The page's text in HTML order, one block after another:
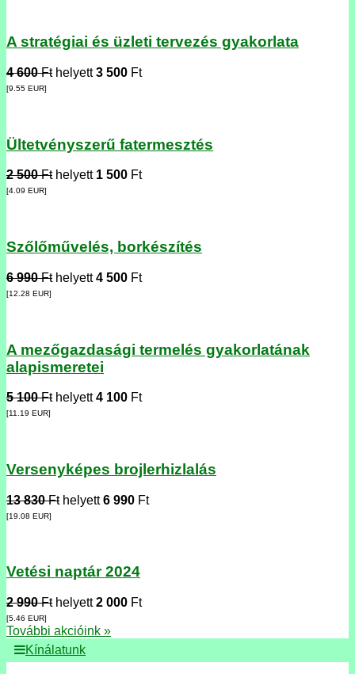
A stratégiai és üzleti tervezés gyakorlata
4 600 Fthelyett3 500 Ft
[9.55 EUR]
Ültetvényszerű fatermesztés
2 500 Fthelyett 1 500 Ft
[4.09 EUR]
Szőlőművelés, borkészítés
6 990 Fthelyett4 500 Ft
[12.28 EUR]
A mezőgazdasági termelés gyakorlatának
alapismeretei
5 100 Fthelyett4 100 Ft
[11.19 EUR]
Versenyképes brojlerhizlalás
13 830 Fthelyett6 990 Ft
[19.08 EUR]
Vetési naptár 2024
2 990 Fthelyett2 000 Ft
[5.46 EUR]
További akcióink »
Kínálatunk